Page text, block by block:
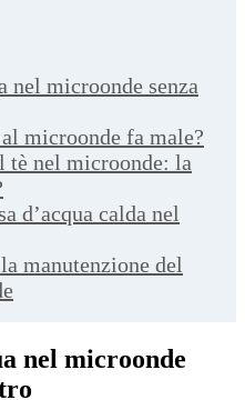
nel microonde senza
microonde fa male?
tè nel microonde: la
d’acqua calda nel
manutenzione del
nel microonde